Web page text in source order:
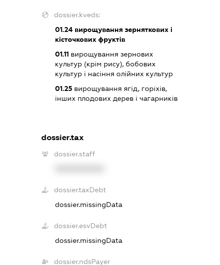
dossier.kveds:
01.24вирощування зерняткових і
кісточкових фруктів
01.11вирощування зернових
культур (крім рису), бобових
культур і насіння олійних культур
01.25вирощування ягід, горіхів,
інших плодових дерев і чагарників
dossier.tax
dossier.staff
dossier.taxDebt
dossier.missingData
dossier.esvDebt
dossier.missingData
dossier.ndsPayer